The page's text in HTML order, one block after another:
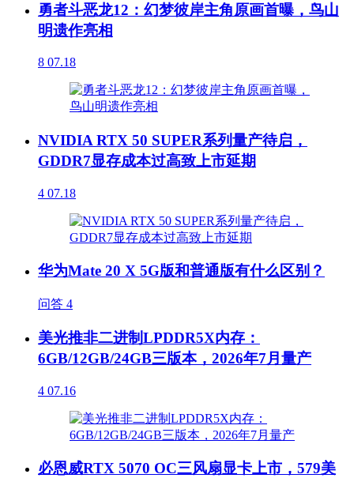
勇者斗恶龙12：幻梦彼岸主角原画首曝，鸟山
明遗作亮相
8 07.18
NVIDIA RTX 50 SUPER系列量产待启，
GDDR7显存成本过高致上市延期
4 07.18
华为Mate 20 X 5G版和普通版有什么区别？
问答 4
美光推非二进制LPDDR5X内存：
6GB/12GB/24GB三版本，2026年7月量产
4 07.16
必恩威RTX 5070 OC三风扇显卡上市，579美